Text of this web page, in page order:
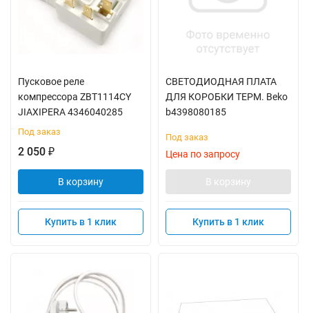
Пусковое реле
компрессора ZBT1114CY
JIAXIPERA 4346040285
Под заказ
2 050 ₽
В корзину
Купить в 1 клик
СВЕТОДИОДНАЯ ПЛАТА
ДЛЯ КОРОБКИ ТЕРМ. Beko
b4398080185
Под заказ
Цена по запросу
В корзину
Купить в 1 клик